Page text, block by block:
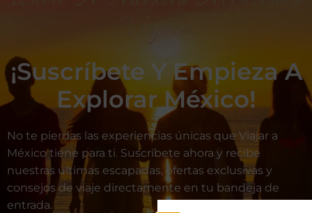
Viajera
¡Suscríbete Y Empieza A
Explorar México!
No te pierdas las experiencias únicas que Viajar a
México tiene para ti. Suscríbete ahora y recibe
nuestras últimas escapadas, ofertas exclusivas y
consejos de viaje directamente en tu bandeja de
entrada.